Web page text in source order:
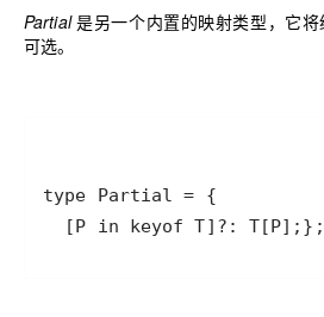
Partial是另一个内置的映射类型，它
可选。
  [P in keyof T]?: T[P];};